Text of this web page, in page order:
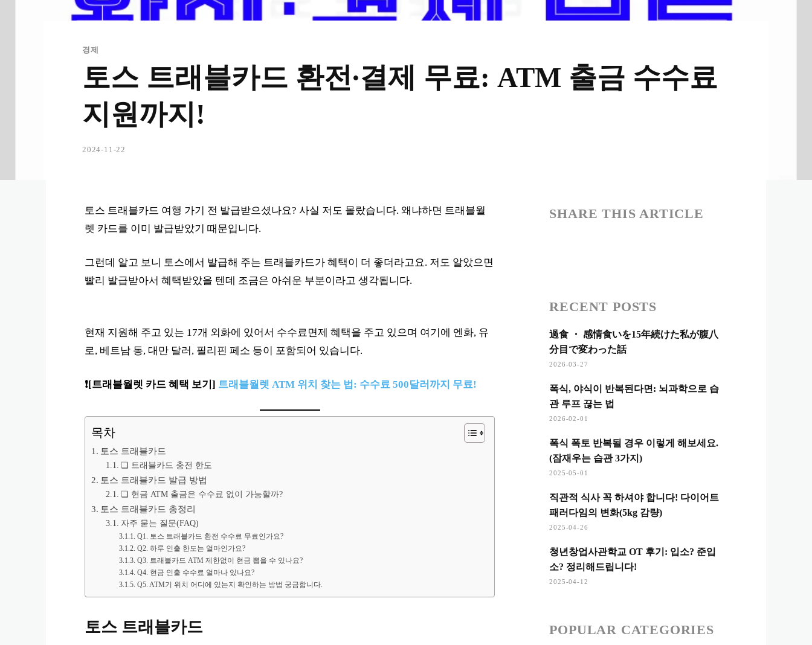
경제
토스 트래블카드 환전∙결제 무료: ATM 출금 수수료
지원까지!
2024-11-22
토스 트래블카드 여행 가기 전 발급받으셨나요? 사실 저도 몰랐습니다. 왜냐하면 트래블월
렛 카드를 이미 발급받았기 때문입니다.
그런데 알고 보니 토스에서 발급해 주는 트래블카드가 혜택이 더 좋더라고요. 저도 알았으면
빨리 발급받아서 혜택받았을 텐데 조금은 아쉬운 부분이라고 생각됩니다.
현재 지원해 주고 있는 17개 외화에 있어서 수수료면제 혜택을 주고 있으며 여기에 엔화, 유
로, 베트남 동, 대만 달러, 필리핀 페소 등이 포함되어 있습니다.
❗️[트래블월렛 카드 혜택 보기] 트래블월렛 ATM 위치 찾는 법: 수수료 500달러까지 무료!
목차
토스 트래블카드
❏ 트래블카드 충전 한도
토스 트래블카드 발급 방법
❏ 현금 ATM 출금은 수수료 없이 가능할까?
토스 트래블카드 총정리
자주 묻는 질문(FAQ)
Q1. 토스 트래블카드 환전 수수료 무료인가요?
Q2. 하루 인출 한도는 얼마인가요?
Q3. 트래블카드 ATM 제한없이 현금 뽑을 수 있나요?
Q4. 현금 인출 수수료 얼마나 있나요?
Q5. ATM기 위치 어디에 있는지 확인하는 방법 궁금합니다.
토스 트래블카드
SHARE THIS ARTICLE
RECENT POSTS
過食 ・ 感情食いを15年続けた私が腹八
分目で変わった話
2026-03-27
폭식, 야식이 반복된다면: 뇌과학으로 습
관 루프 끊는 법
2026-02-01
폭식 폭토 반복될 경우 이렇게 해보세요.
(잠재우는 습관 3가지)
2025-05-01
직관적 식사 꼭 하셔야 합니다! 다이어트
패러다임의 변화(5kg 감량)
2025-04-26
청년창업사관학교 OT 후기: 입소? 준입
소? 정리해드립니다!
2025-04-12
POPULAR CATEGORIES